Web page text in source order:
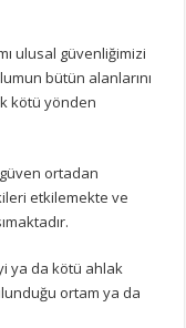
ulusal güvenliğimizi
bütün alanlarını
kötü yönden
ortadan
etkilemekte ve
ya da kötü ahlak
ortam ya da